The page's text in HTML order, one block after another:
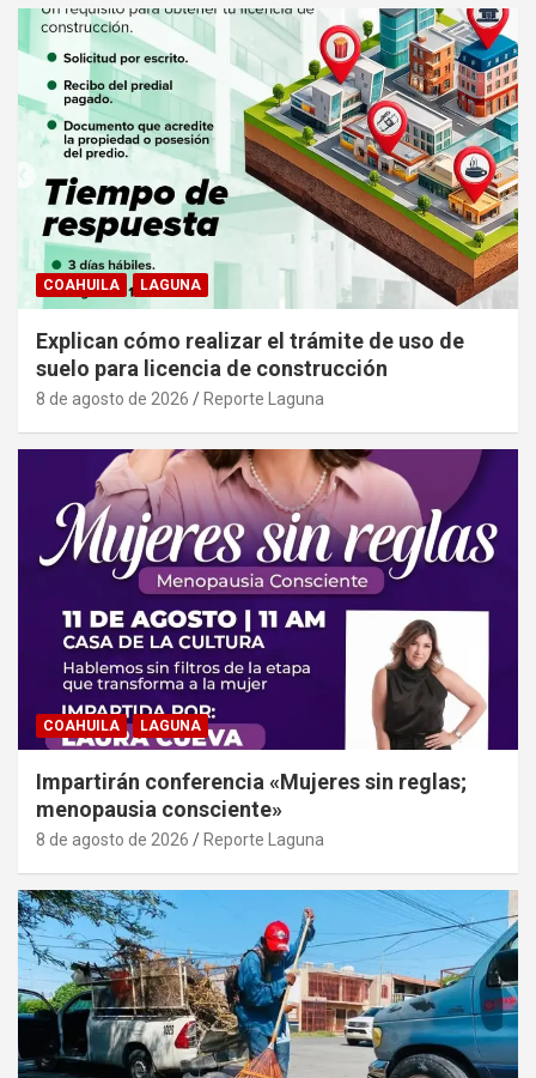
COAHUILA LAGUNA
Explican cómo realizar el trámite de uso de
suelo para licencia de construcción
8 de agosto de 2026 Reporte Laguna
COAHUILA LAGUNA
Impartirán conferencia «Mujeres sin reglas;
menopausia consciente»
8 de agosto de 2026 Reporte Laguna